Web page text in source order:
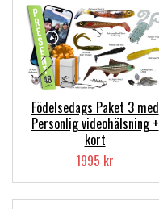
Födelsedags Paket 3 med
Personlig videohälsning +
kort
1995 kr